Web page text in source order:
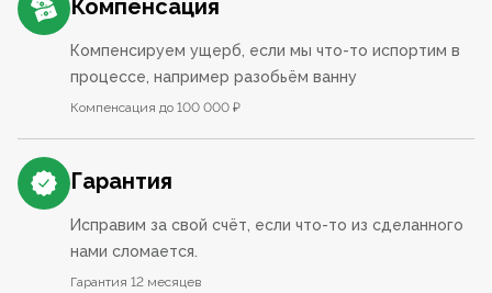
Компенсация
Компенсируем ущерб, если мы что-то испортим в
процессе, например разобьём ванну
Компенсация до 100 000 ₽
Гарантия
Исправим за свой счёт, если что-то из сделанного
нами сломается.
Гарантия 12 месяцев